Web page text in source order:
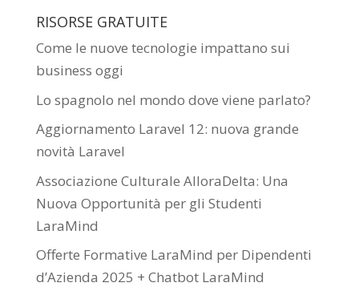
RISORSE GRATUITE
Come le nuove tecnologie impattano sui
business oggi
Lo spagnolo nel mondo dove viene parlato?
Aggiornamento Laravel 12: nuova grande
novità Laravel
Associazione Culturale AlloraDelta: Una
Nuova Opportunità per gli Studenti
LaraMind
Offerte Formative LaraMind per Dipendenti
d’Azienda 2025 + Chatbot LaraMind